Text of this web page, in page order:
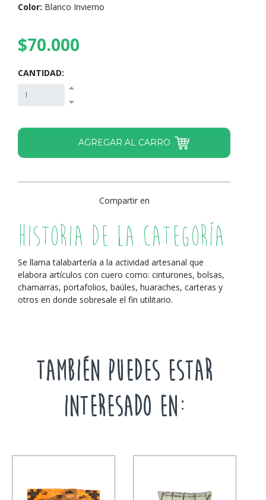
Color: Blanco Invierno
$70.000
CANTIDAD:
Compartir en
Historia de la Categoría
Se llama talabartería a la actividad artesanal que
elabora artículos con cuero como: cinturones, bolsas,
chamarras, portafolios, baúles, huaraches, carteras y
otros en donde sobresale el fin utilitario.
TAMBIÉN PUEDES ESTAR
INTERESADO EN: